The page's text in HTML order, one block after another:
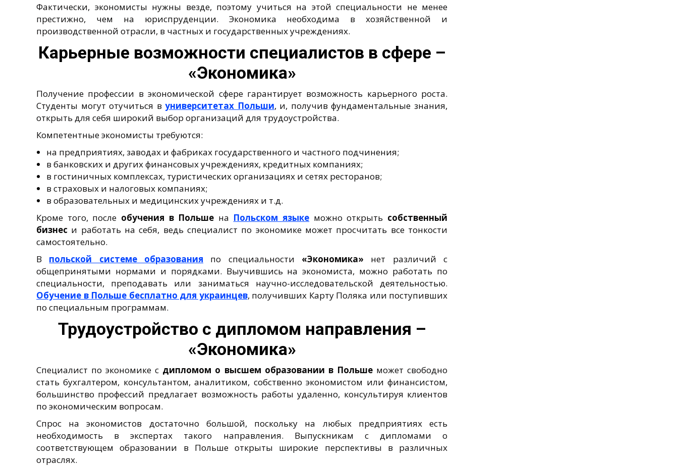
Фактически, экономисты нужны везде, поэтому учиться на этой специальности не менее
престижно, чем на юриспруденции. Экономика необходима в хозяйственной и
производственной отрасли, в частных и государственных учреждениях.
Карьерные возможности специалистов в сфере –
«Экономика»
Получение профессии в экономической сфере гарантирует возможность карьерного роста.
Студенты могут отучиться вуниверситетах Польши, и, получив фундаментальные знания,
открыть для себя широкий выбор организаций для трудоустройства.
Компетентные экономисты требуются:
на предприятиях, заводах и фабриках государственного и частного подчинения;
в банковских и других финансовых учреждениях, кредитных компаниях;
в гостиничных комплексах, туристических организациях и сетях ресторанов;
в страховых и налоговых компаниях;
в образовательных и медицинских учреждениях и т.д.
Кроме того, после обучения в Польше на Польском языке можно открыть собственный
бизнес и работать на себя, ведь специалист по экономике может просчитать все тонкости
самостоятельно.
В польской системе образования по специальности «Экономика» нет различий с
общепринятыми нормами и порядками. Выучившись на экономиста, можно работать по
специальности, преподавать или заниматься научно-исследовательской деятельностью.
Обучение в Польше бесплатно для украинцев, получивших Карту Поляка или поступивших
по специальным программам.
Трудоустройство с дипломом направления –
«Экономика»
Специалист по экономике с дипломом о высшем образовании в Польшеможет свободно
стать бухгалтером, консультантом, аналитиком, собственно экономистом или финансистом,
большинство профессий предлагает возможность работы удаленно, консультируя клиентов
по экономическим вопросам.
Спрос на экономистов достаточно большой, поскольку на любых предприятиях есть
необходимость в экспертах такого направления. Выпускникам с дипломами о
соответствующем образовании в Польше открыты широкие перспективы в различных
отраслях.